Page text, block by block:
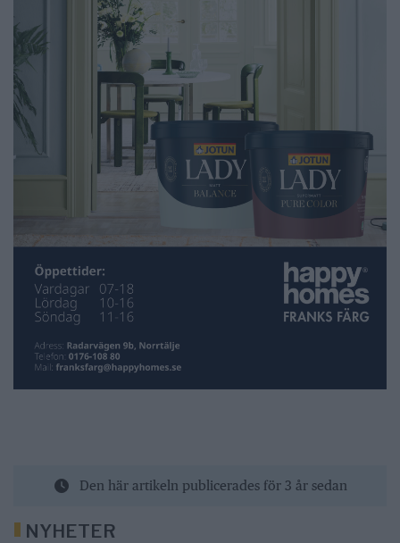
Den här artikeln publicerades för 3 år sedan
NYHETER